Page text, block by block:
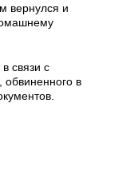
вернулся и
связи с
в